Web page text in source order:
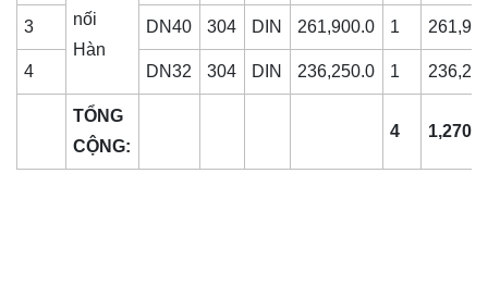
nối
Hàn
3 DN40 304 DIN 261,900.0 1
4 DN32 304 DIN 236,250.0 1
TỔNG
CỘNG:
4